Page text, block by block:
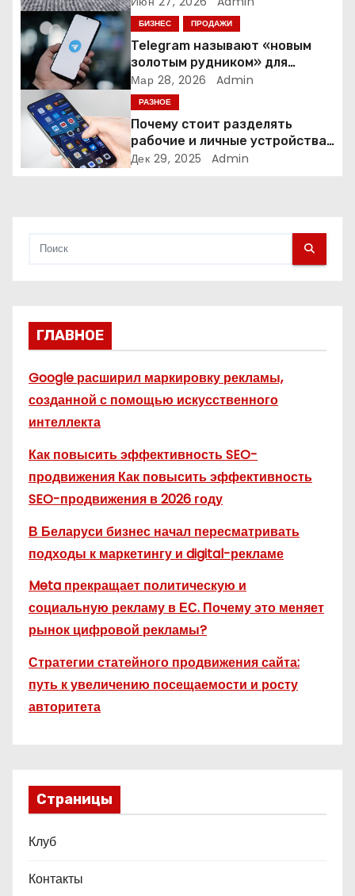
о
з
а
п
БИЗНЕС ПРОДАЖИ
Telegram называют «новым
золотым рудником» для
креаторов: как блогеры
создают онлайн-бизнес
Мар 28, 2026 Admin
РАЗНОЕ
Почему стоит разделять
рабочие и личные устройства
— и чем опасно всё смешивать
Дек 29, 2025 Admin
ГЛАВНОЕ
Google расширил маркировку рекламы,
созданной с помощью искусственного
интеллекта
Как повысить эффективность SEO-
продвижения Как повысить эффективность
SEO-продвижения в 2026 году
В Беларуси бизнес начал пересматривать
подходы к маркетингу и digital-рекламе
Meta прекращает политическую и
социальную рекламу в ЕС. Почему это меняет
рынок цифровой рекламы?
Стратегии статейного продвижения сайта:
путь к увеличению посещаемости и росту
авторитета
Страницы
Клуб
Контакты